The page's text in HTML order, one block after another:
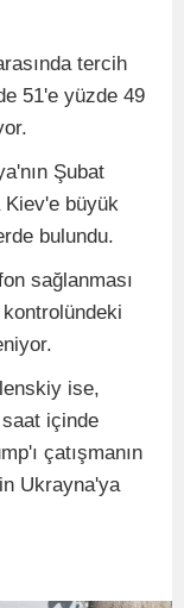
tercih
51'e yüzde 49
Şubat
Kiev'e büyük
bulundu.
sağlanması
ise,
içinde
çatışmanın
Ukrayna'ya